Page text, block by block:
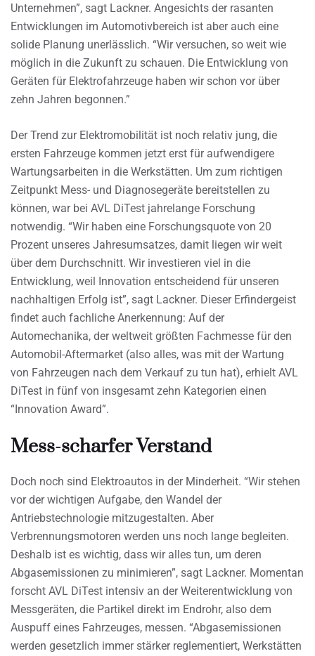
Unternehmen”, sagt Lackner. Angesichts der rasanten
Entwicklungen im Automotivbereich ist aber auch eine
solide Planung unerlässlich. “Wir versuchen, so weit wie
möglich in die Zukunft zu schauen. Die Entwicklung von
Geräten für Elektrofahrzeuge haben wir schon vor über
zehn Jahren begonnen.”
Der Trend zur Elektromobilität ist noch relativ jung, die
ersten Fahrzeuge kommen jetzt erst für aufwendigere
Wartungsarbeiten in die Werkstätten. Um zum richtigen
Zeitpunkt Mess- und Diagnosegeräte bereitstellen zu
können, war bei AVL DiTest jahrelange Forschung
notwendig. “Wir haben eine Forschungsquote von 20
Prozent unseres Jahresumsatzes, damit liegen wir weit
über dem Durchschnitt. Wir investieren viel in die
Entwicklung, weil Innovation entscheidend für unseren
nachhaltigen Erfolg ist”, sagt Lackner. Dieser Erfindergeist
findet auch fachliche Anerkennung: Auf der
Automechanika, der weltweit größten Fachmesse für den
Automobil-Aftermarket (also alles, was mit der Wartung
von Fahrzeugen nach dem Verkauf zu tun hat), erhielt AVL
DiTest in fünf von insgesamt zehn Kategorien einen
“Innovation Award”.
Mess-scharfer Verstand
Doch noch sind Elektroautos in der Minderheit. “Wir stehen
vor der wichtigen Aufgabe, den Wandel der
Antriebstechnologie mitzugestalten. Aber
Verbrennungsmotoren werden uns noch lange begleiten.
Deshalb ist es wichtig, dass wir alles tun, um deren
Abgasemissionen zu minimieren”, sagt Lackner. Momentan
forscht AVL DiTest intensiv an der Weiterentwicklung von
Messgeräten, die Partikel direkt im Endrohr, also dem
Auspuff eines Fahrzeuges, messen. “Abgasemissionen
werden gesetzlich immer stärker reglementiert, Werkstätten